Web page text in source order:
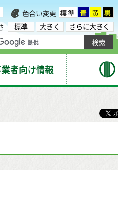
色合い変更 標準 青 黄 黒
標準 大きく さらに大きく
者向け情報